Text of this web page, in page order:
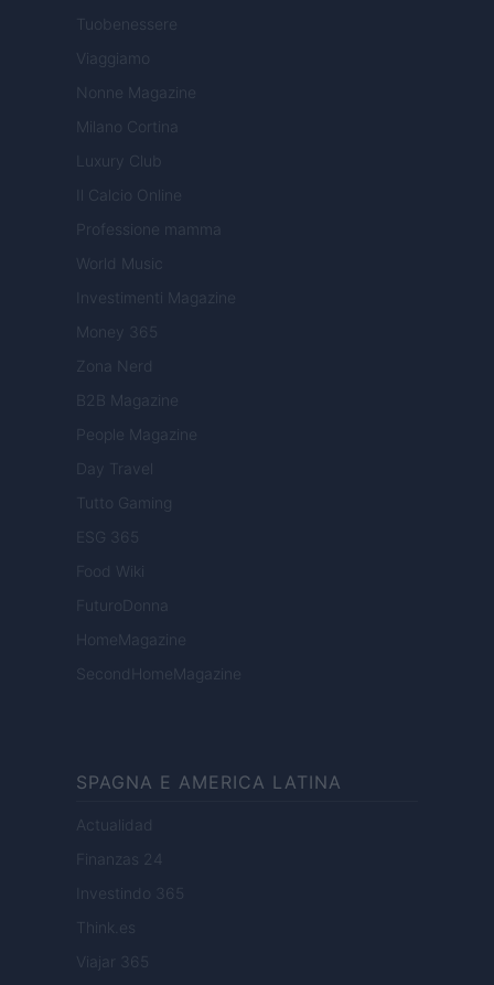
Tuobenessere
Viaggiamo
Nonne Magazine
Milano Cortina
Luxury Club
Il Calcio Online
Professione mamma
World Music
Investimenti Magazine
Money 365
Zona Nerd
B2B Magazine
People Magazine
Day Travel
Tutto Gaming
ESG 365
Food Wiki
FuturoDonna
HomeMagazine
SecondHomeMagazine
SPAGNA E AMERICA LATINA
Actualidad
Finanzas 24
Investindo 365
Think.es
Viajar 365